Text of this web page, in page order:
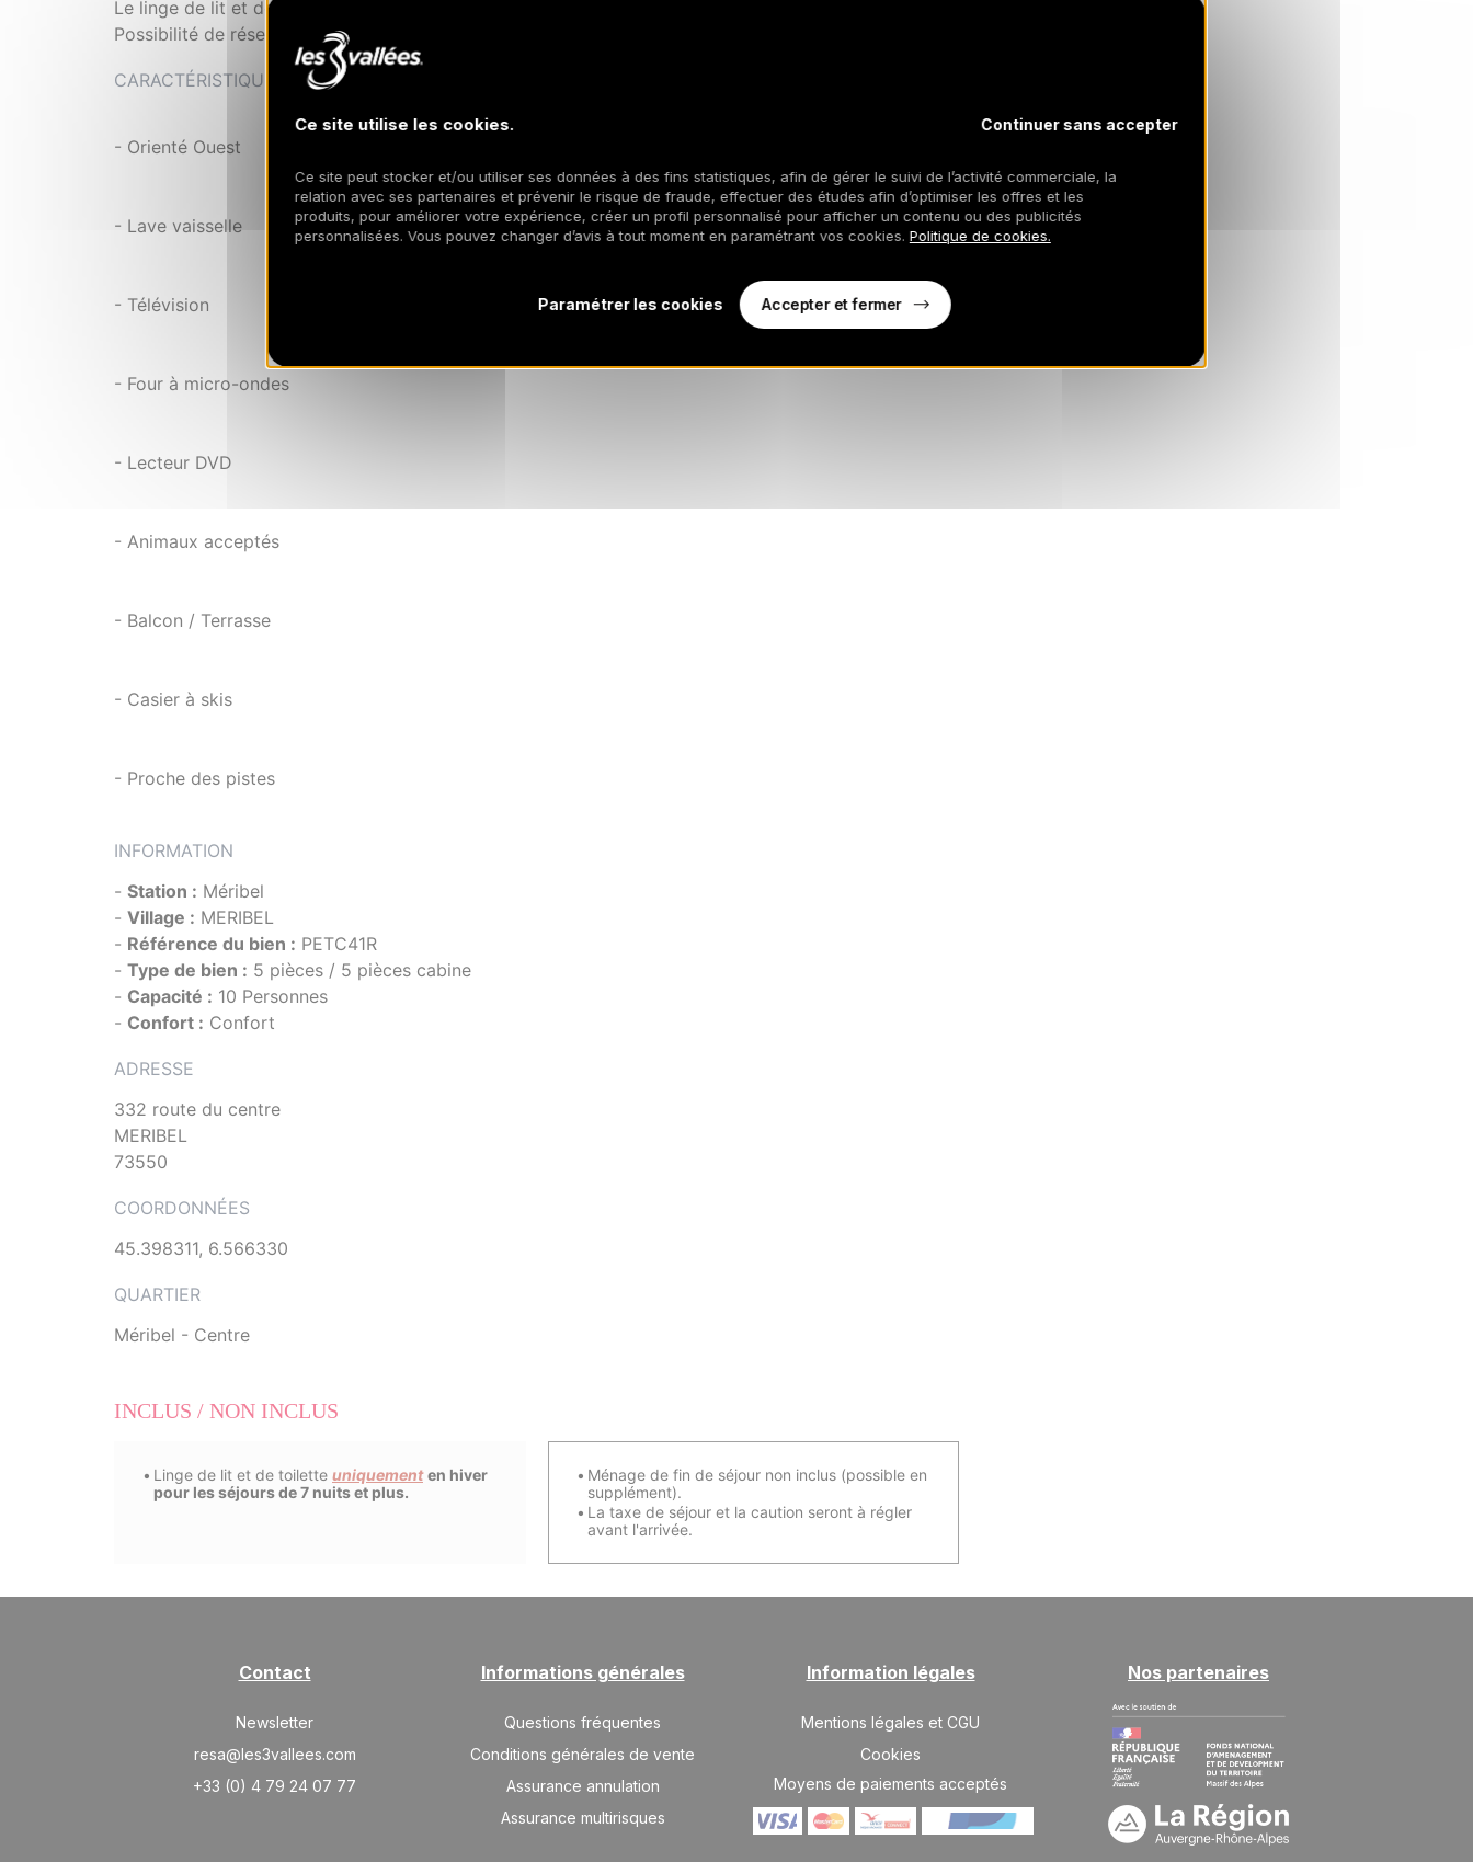
Le linge de lit et de toilette sont inclus sauf pour les courts séjours et en été.
Possibilité de réserver des forfaits de ski avec tarif avantageux (hors vacances scolaires)
CARACTÉRISTIQUES
- Orienté Ouest
- Lave vaisselle
- Télévision
- Four à micro-ondes
- Lecteur DVD
- Animaux acceptés
- Balcon / Terrasse
- Casier à skis
- Proche des pistes
INFORMATION
- Station : Méribel
- Village : MERIBEL
- Référence du bien : PETC41R
- Type de bien : 5 pièces / 5 pièces cabine
- Capacité : 10 Personnes
- Confort : Confort
ADRESSE
332 route du centre
MERIBEL
73550
COORDONNÉES
45.398311, 6.566330
QUARTIER
Méribel - Centre
INCLUS / NON INCLUS
Linge de lit et de toilette uniquement en hiver
pour les séjours de 7 nuits et plus.
Ménage de fin de séjour non inclus (possible en
supplément).
La taxe de séjour et la caution seront à régler
avant l'arrivée.
Contact
Newsletter
resa@les3vallees.com
+33 (0) 4 79 24 07 77
Informations générales
Questions fréquentes
Conditions générales de vente
Assurance annulation
Assurance multirisques
Information légales
Mentions légales et CGU
Cookies
Moyens de paiements acceptés
Nos partenaires
Ce site utilise les cookies. Continuer sans accepter
Ce site peut stocker et/ou utiliser ses données à des fins statistiques, afin de gérer le suivi de l’activité commerciale, la
relation avec ses partenaires et prévenir le risque de fraude, effectuer des études afin d’optimiser les offres et les
produits, pour améliorer votre expérience, créer un profil personnalisé pour afficher un contenu ou des publicités
personnalisées. Vous pouvez changer d’avis à tout moment en paramétrant vos cookies. Politique de cookies.
Paramétrer les cookies Accepter et fermer